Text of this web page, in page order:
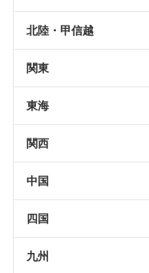
北陸・甲信越
関東
東海
関西
中国
四国
九州